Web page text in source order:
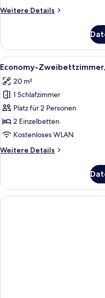
anzeigen
Weitere Details
Weitere
Doppelzimmer,
2 Queen-
Betten,
Nichtraucher
Alle
Fotos
für
Economy-
Zweibettzimmer,
2 Einzelbetten,
Nichtraucher
4
Economy-
20 m²
1 Schlafzimmer
Platz für 2 Personen
2 Einzelbetten
Kostenloses WLAN
Weitere Details
Weitere
Zweibettzimmer,
2 Einzelbetten,
Nichtraucher